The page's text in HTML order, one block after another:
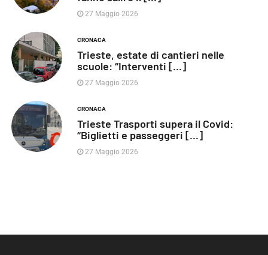
27 Maggio 2026
CRONACA
Trieste, estate di cantieri nelle
scuole: “Interventi [...]
27 Maggio 2026
CRONACA
Trieste Trasporti supera il Covid:
“Biglietti e passeggeri [...]
27 Maggio 2026